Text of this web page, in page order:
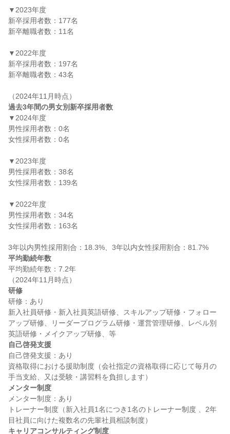
▼2023年度
新卒採用者数：177名
新卒離職者数：11名
▼2022年度
新卒採用者数：197名
新卒離職者数：43名
過去3年間の男女別新卒採用者数
▼2024年度
男性採用者数：0名
女性採用者数：0名
▼2023年度
男性採用者数：38名
女性採用者数：139名
▼2022年度
男性採用者数：34名
女性採用者数：163名
平均勤続年数
平均勤続年数：7.2年
研修
研修：あり
新入社員研修・新入社員英語研修、スキルアップ研修・フォロー
アップ研修、リーダープログラム研修・運営管理研修、レベル別
自己啓発支援
自己啓発支援：あり
資格取得における援助制度（会社指定の資格取得に応じて毎月の
メンター制度
メンター制度：あり
トレーナー制度（新入社員1名につき1名のトレーナー制度 、2年
キャリアコンサルティング制度